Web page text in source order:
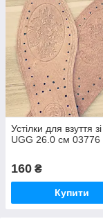
Устілки для взуття
UGG 26.0 см 03776
160 ₴
Купити